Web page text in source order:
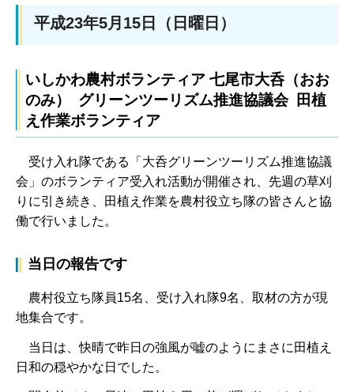
平成23年5月15日（日曜日）
いしかわ農村ボランティア 七尾市大呑（おお
のみ） グリーンツーリズム推進協議会 田植
え作業ボランティア
受け入れ隊である「大呑グリーンツーリズム推進協議
会」のボランティア受入れ活動が開催され、先週の草刈
りに引き続き、田植え作業を農村役立ち隊の皆さんと協
働で行いました。
当日の報告です
農村役立ち隊員15名、受け入れ隊9名、取材の方が現
地集合です。
当日は、快晴で昨日の強風が嘘のようにまさに田植え
日和の穏やかな日でした。